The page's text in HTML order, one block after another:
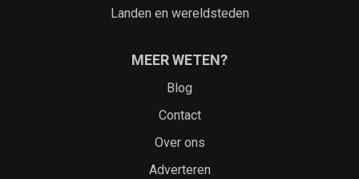
Landen en wereldsteden
MEER WETEN?
Blog
Contact
Over ons
Adverteren